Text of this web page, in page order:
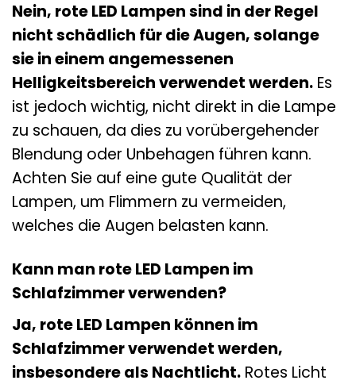
Nein, rote LED Lampen sind in der Regel
nicht schädlich für die Augen, solange
sie in einem angemessenen
Helligkeitsbereich verwendet werden. Es
ist jedoch wichtig, nicht direkt in die Lampe
zu schauen, da dies zu vorübergehender
Blendung oder Unbehagen führen kann.
Achten Sie auf eine gute Qualität der
Lampen, um Flimmern zu vermeiden,
welches die Augen belasten kann.
Kann man rote LED Lampen im
Schlafzimmer verwenden?
Ja, rote LED Lampen können im
Schlafzimmer verwendet werden,
insbesondere als Nachtlicht. Rotes Licht